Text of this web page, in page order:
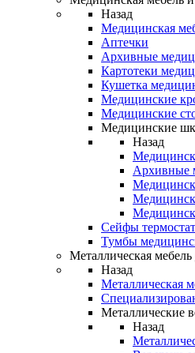
Назад
Медицинская
Аптечки
Архивные
Картотеки
Кушетка
Медицинские
Медицинские
Медицинские
Назад
Архивные
Сейфы
Тумбы
Металлическая мебель
Назад
Металлическая
Металлические
Назад